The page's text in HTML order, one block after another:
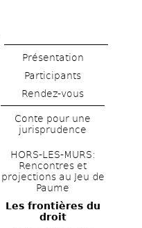
Présentation
Rendez-vous
Conte pour une
jurisprudence
HORS-LES-MURS:
Rencontres et
projections au Jeu de
Paume
Les frontières du
droit